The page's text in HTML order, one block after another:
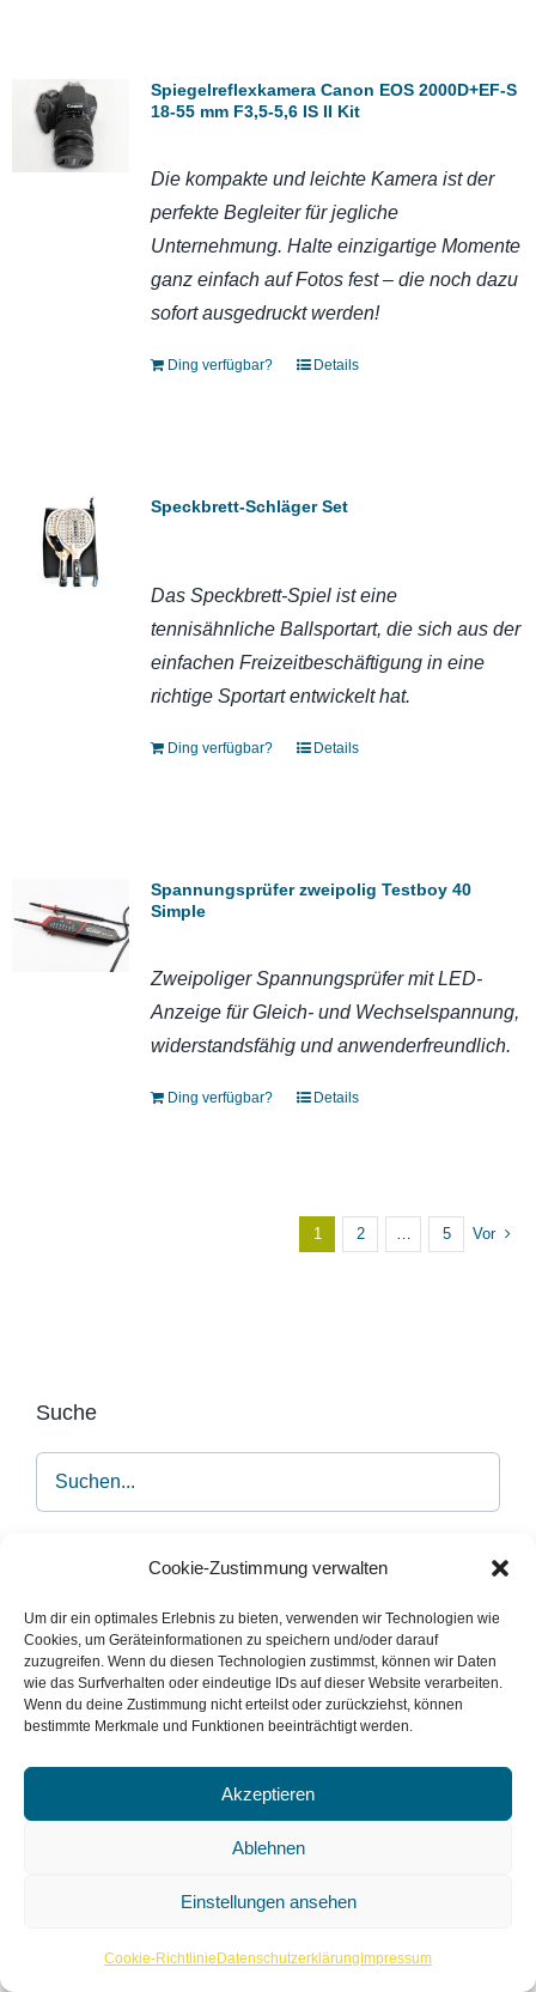
Cookie-Zustimmung verwalten
Um dir ein optimales Erlebnis zu bieten, verwenden wir Technologien wie
Cookies, um Geräteinformationen zu speichern und/oder darauf
zuzugreifen. Wenn du diesen Technologien zustimmst, können wir Daten
wie das Surfverhalten oder eindeutige IDs auf dieser Website verarbeiten.
Wenn du deine Zustimmung nicht erteilst oder zurückziehst, können
bestimmte Merkmale und Funktionen beeinträchtigt werden.
Akzeptieren
Ablehnen
Einstellungen ansehen
Cookie-Richtlinie Datenschutzerklärung Impressum
Spiegelreflexkamera Canon EOS 2000D+EF-S
18-55 mm F3,5-5,6 IS II Kit
Die kompakte und leichte Kamera ist der
perfekte Begleiterfür jegliche
Unternehmung. Halte einzigartige Momente
ganz einfach auf Fotos fest – die noch dazu
sofort ausgedruckt werden!
Ding verfügbar? Details
Speckbrett-Schläger Set
Das Speckbrett-Spiel ist eine
tennisähnliche Ballsportart, die sich aus der
einfachen Freizeitbeschäftigung in eine
richtige Sportart entwickelt hat.
Ding verfügbar? Details
Spannungsprüfer zweipolig Testboy 40
Simple
Zweipoliger Spannungsprüfer mit LED-
Anzeige für Gleich- und Wechselspannung,
widerstandsfähig und anwenderfreundlich.
Ding verfügbar? Details
1 2 … 5 Vor
Suche
Dinge nach Kategorien
Forschen (18)
Kinderbücherei (7)
Aufnahmeequipment (5)